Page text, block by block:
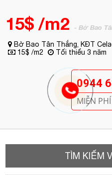
Bờ Bao Tân Thắng, KĐT
Tối thiểu 3 năm
0944
MIỄN
TÌM KIẾM